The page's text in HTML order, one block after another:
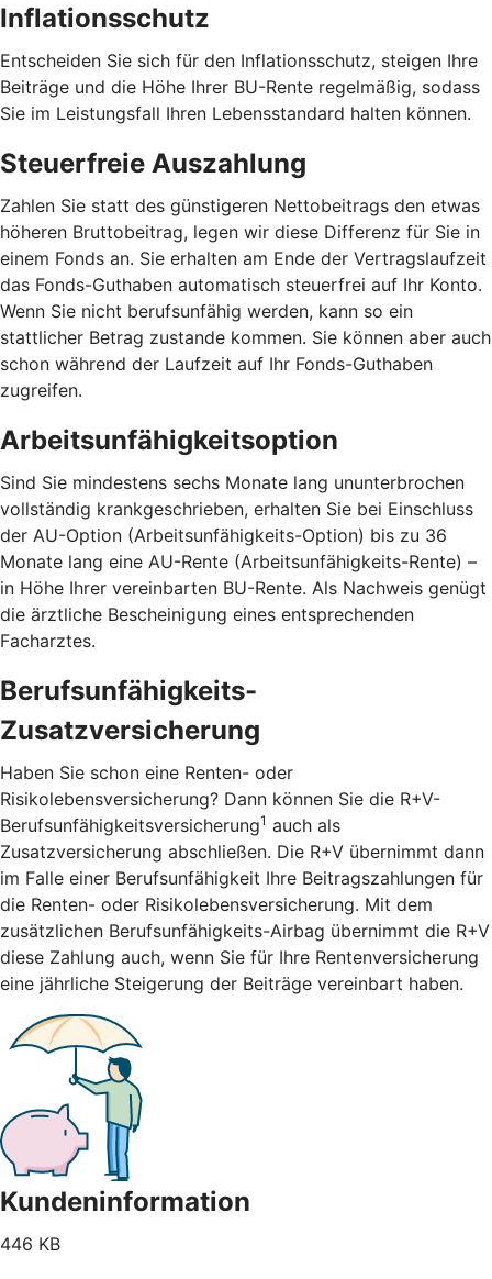
Inflationsschutz
Entscheiden Sie sich für den Inflationsschutz, steigen Ihre
Beiträge und die Höhe Ihrer BU-Rente regelmäßig, sodass
Sie im Leistungsfall Ihren Lebensstandard halten können.
Steuerfreie Auszahlung
Zahlen Sie statt des günstigeren Nettobeitrags den etwas
höheren Bruttobeitrag, legen wir diese Differenz für Sie in
einem Fonds an. Sie erhalten am Ende der Vertragslaufzeit
das Fonds-Guthaben automatisch steuerfrei auf Ihr Konto.
Wenn Sie nicht berufsunfähig werden, kann so ein
stattlicher Betrag zustande kommen. Sie können aber auch
schon während der Laufzeit auf Ihr Fonds-Guthaben
zugreifen.
Arbeitsunfähigkeitsoption
Sind Sie mindestens sechs Monate lang ununterbrochen
vollständig krankgeschrieben, erhalten Sie bei Einschluss
der AU-Option (Arbeitsunfähigkeits-Option) bis zu 36
Monate lang eine AU-Rente (Arbeitsunfähigkeits-Rente) –
in Höhe Ihrer vereinbarten BU-Rente. Als Nachweis genügt
die ärztliche Bescheinigung eines entsprechenden
Facharztes.
Berufsunfähigkeits-
Zusatzversicherung
Haben Sie schon eine Renten- oder
Risikolebensversicherung? Dann können Sie die R+V-
Berufsunfähigkeitsversicherung1 auch als
Zusatzversicherung abschließen. Die R+V übernimmt dann
im Falle einer Berufsunfähigkeit Ihre Beitragszahlungen für
die Renten- oder Risikolebensversicherung. Mit dem
zusätzlichen Berufsunfähigkeits-Airbag übernimmt die R+V
diese Zahlung auch, wenn Sie für Ihre Rentenversicherung
eine jährliche Steigerung der Beiträge vereinbart haben.
Kundeninformation
446 KB